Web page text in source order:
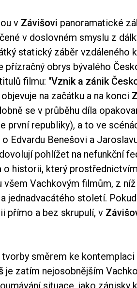
v Závišovi panoramatické
v doslovném smyslu z
statický záběr vzdáleného
přízračný obrys bývalého
filmu: "Vznik a zánik
na začátku a na konci
se v průběhu díla
první republiky), a to ve
Edvardu Benešovi a
pohlížet na nefunkční
o historii, který
Vachkovým filmům, z
jednadvacátého století.
přímo a bez skrupulí, v
směrem ke kontemplaci
je zatím nejosobnějším
situace, jako zápisky